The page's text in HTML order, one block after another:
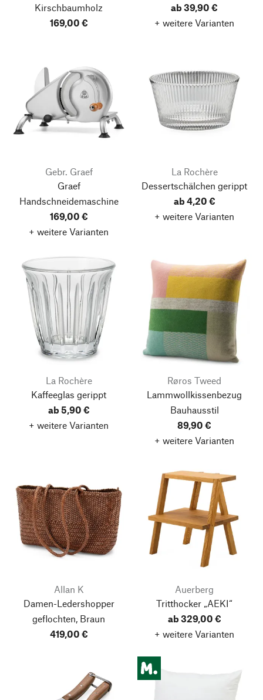
Kirschbaumholz
169,00 €
ab 39,90 €
+ weitere Varianten
Gebr. Graef
Graef
Handschneidemaschine
169,00 €
+ weitere Varianten
La Rochère
Dessertschälchen gerippt
ab 4,20 €
+ weitere Varianten
La Rochère
Kaffeeglas gerippt
ab 5,90 €
+ weitere Varianten
Røros Tweed
Lammwollkissenbezug
Bauhausstil
89,90 €
+ weitere Varianten
Allan K
Damen-Ledershopper
geflochten, Braun
419,00 €
Auerberg
Tritthocker „AEKI“
ab 329,00 €
+ weitere Varianten